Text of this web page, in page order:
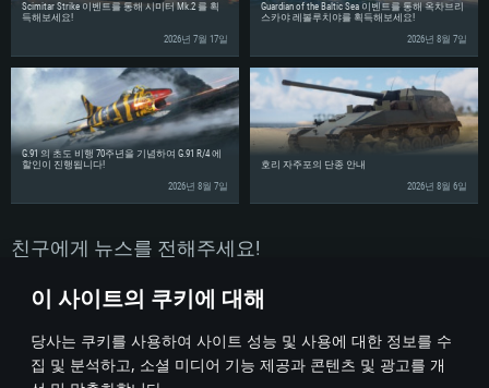
이 사이트의 쿠키에 대해
당사는 쿠키를 사용하여 사이트 성능 및 사용에 대한 정보를 수
집 및 분석하고, 소셜 미디어 기능 제공과 콘텐츠 및 광고를 개
Scimitar Strike 이벤트를 통해 시미터 Mk.2 를 획
득해보세요!
2026년 7월 17일
Guardian of the Baltic Sea 이벤트를 통해 옥차브리
스카야 레볼루치야를 획득해보세요!
2026년 8월 7일
G.91 의 초도 비행 70주년을 기념하여 G.91 R/4 에
할인이 진행됩니다!
2026년 8월 7일
호리 자주포의 단종 안내
2026년 8월 6일
친구에게 뉴스를 전해주세요!